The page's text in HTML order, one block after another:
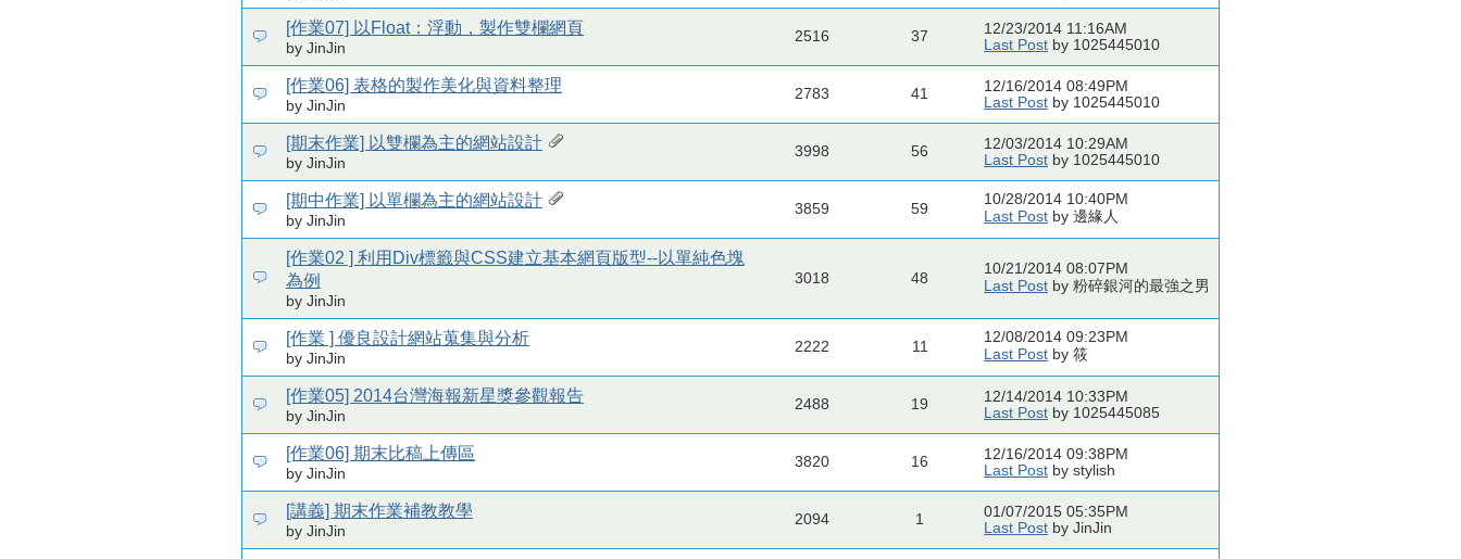
[作業07] 以Float：浮動，製作雙欄網頁
by JinJin
2516 37
12/23/2014 11:16AM
Last Post by 1025445010
[作業06] 表格的製作美化與資料整理
by JinJin
2783 41
12/16/2014 08:49PM
Last Post by 1025445010
[期末作業] 以雙欄為主的網站設計
by JinJin
3998 56
12/03/2014 10:29AM
Last Post by 1025445010
[期中作業] 以單欄為主的網站設計
by JinJin
3859 59
10/28/2014 10:40PM
Last Post by 邊緣人
[作業02 ] 利用Div標籤與CSS建立基本網頁版型--以單純色塊
為例
by JinJin
3018 48
10/21/2014 08:07PM
Last Post by 粉碎銀河的最強之男
[作業 ] 優良設計網站蒐集與分析
by JinJin
2222 11
12/08/2014 09:23PM
Last Post by 筱
[作業05] 2014台灣海報新星獎參觀報告
by JinJin
2488 19
12/14/2014 10:33PM
Last Post by 1025445085
[作業06] 期末比稿上傳區
by JinJin
3820 16
12/16/2014 09:38PM
Last Post by stylish
[講義] 期末作業補教教學
by JinJin
2094 1
01/07/2015 05:35PM
Last Post by JinJin